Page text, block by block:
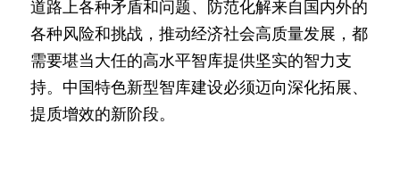
道路上各种矛盾和问题、防范化解来自国内外的
各种风险和挑战，推动经济社会高质量发展，都
需要堪当大任的高水平智库提供坚实的智力支
持。中国特色新型智库建设必须迈向深化拓展、
提质增效的新阶段。